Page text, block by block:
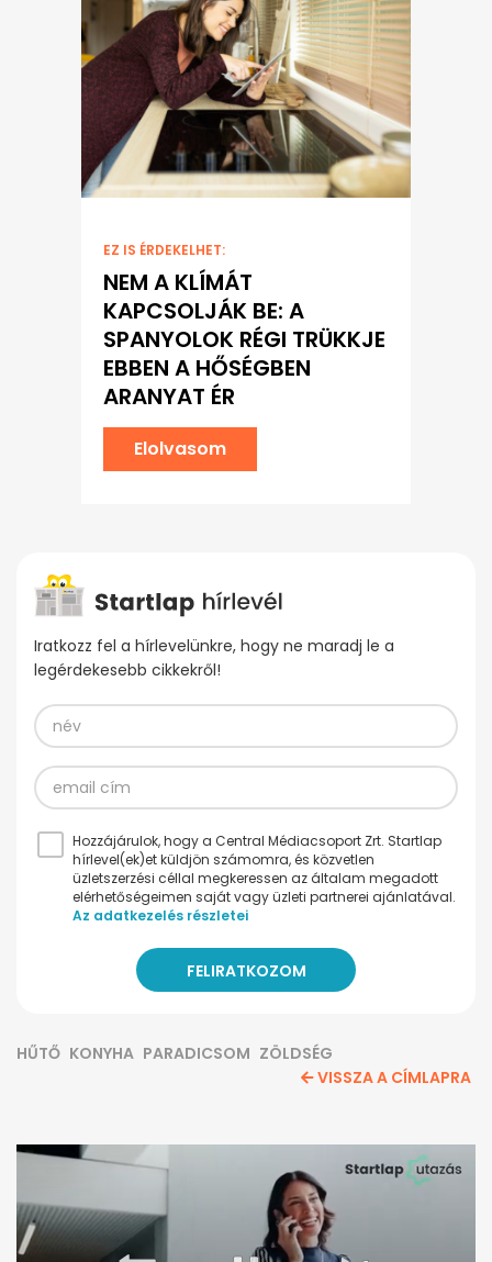
EZ IS ÉRDEKELHET:
NEM A KLÍMÁT
KAPCSOLJÁK BE: A
SPANYOLOK RÉGI TRÜKKJE
EBBEN A HŐSÉGBEN
ARANYAT ÉR
Elolvasom
Iratkozz fel a hírlevelünkre, hogy ne maradj le a
legérdekesebb cikkekről!
Hozzájárulok, hogy a Central Médiacsoport Zrt. Startlap
hírlevel(ek)et küldjön számomra, és közvetlen
üzletszerzési céllal megkeressen az általam megadott
elérhetőségeimen saját vagy üzleti partnerei ajánlatával.
Az adatkezelés részletei
HŰTŐ KONYHA PARADICSOM ZÖLDSÉG
VISSZA A CÍMLAPRA